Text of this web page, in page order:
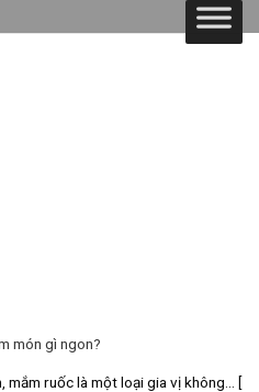
món gì ngon?
ruốc là một loại gia vị không... [